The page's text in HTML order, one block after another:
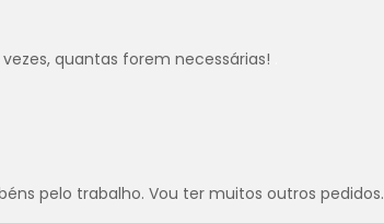
quantas forem necessárias!
pelo trabalho. Vou ter muitos outros pedidos.